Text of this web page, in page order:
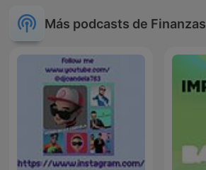
Más podcasts de Finanzas